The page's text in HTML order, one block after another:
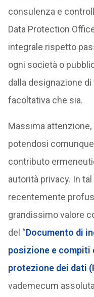
consulenza e
Data Protection
integrale rispetto
ogni società o
dalla designazione
facoltativa che sia.
Massima attenzione,
potendosi
contributo
autorità privacy. In
recentemente
grandissimo valore
del “Documento di
posizione e compiti
protezione dei dati
vademecum